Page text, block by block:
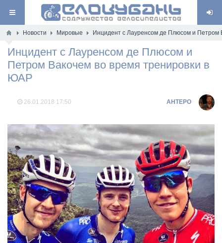
Новости Мировые Инцидент с Лауренсом де Плюсом и Петром
Инцидент с Лауренсом де Плюсом и
Петром Вакочем во время тренировки в
ЮАР
26.01.2018 17:50 AHTEPO